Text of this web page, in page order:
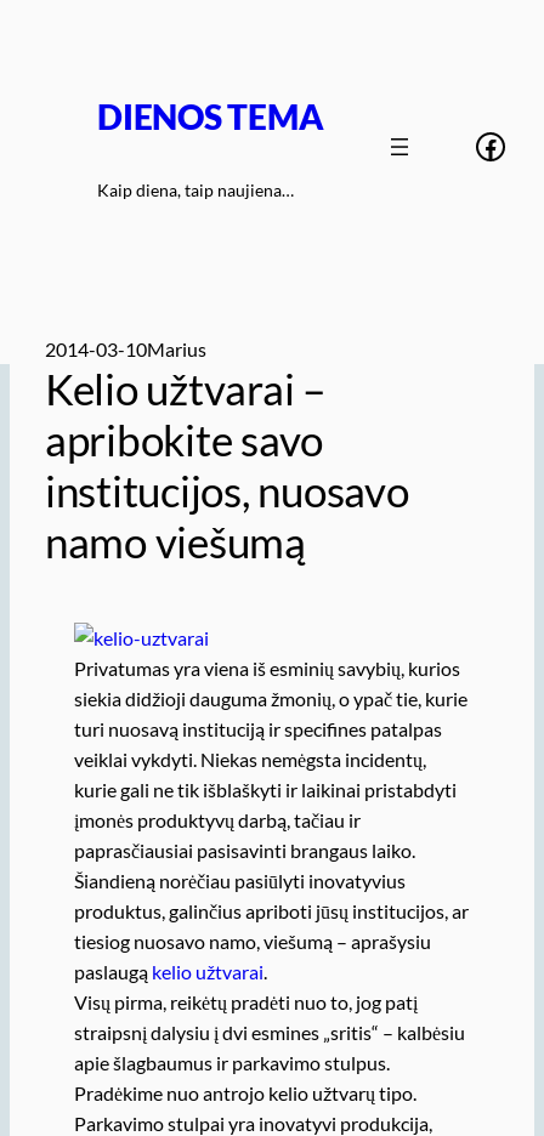
DIENOS TEMA
Kaip diena, taip naujiena…
2014-03-10Marius
Kelio užtvarai –
apribokite savo
institucijos, nuosavo
namo viešumą
Privatumas yra viena iš esminių savybių, kurios
siekia didžioji dauguma žmonių, o ypač tie, kurie
turi nuosavą instituciją ir specifines patalpas
veiklai vykdyti. Niekas nemėgsta incidentų,
kurie gali ne tik išblaškyti ir laikinai pristabdyti
įmonės produktyvų darbą, tačiau ir
paprasčiausiai pasisavinti brangaus laiko.
Šiandieną norėčiau pasiūlyti inovatyvius
produktus, galinčius apriboti jūsų institucijos, ar
tiesiog nuosavo namo, viešumą – aprašysiu
paslaugą kelio užtvarai
Visų pirma, reikėtų pradėti nuo to, jog patį
straipsnį dalysiu į dvi esmines „sritis“ – kalbėsiu
apie šlagbaumus ir parkavimo stulpus.
Pradėkime nuo antrojo kelio užtvarų tipo.
Parkavimo stulpai yra inovatyvi produkcija,